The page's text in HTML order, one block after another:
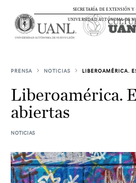
UNIVERSIDAD AUTÓNOMA DE
SECRETARÍA DE EXTENSIÓN Y
PRENSA NOTICIAS LIBEROAMÉRICA.
Liberoamérica.
abiertas
NOTICIAS